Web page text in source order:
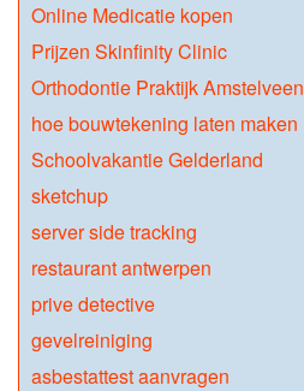
Online Medicatie kopen
Prijzen Skinfinity Clinic
Orthodontie Praktijk Amstelveen
hoe bouwtekening laten maken
Schoolvakantie Gelderland
sketchup
server side tracking
restaurant antwerpen
prive detective
gevelreiniging
asbestattest aanvragen